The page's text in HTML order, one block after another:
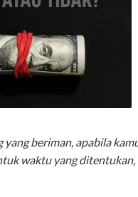
yang beriman, apabila
waktu yang